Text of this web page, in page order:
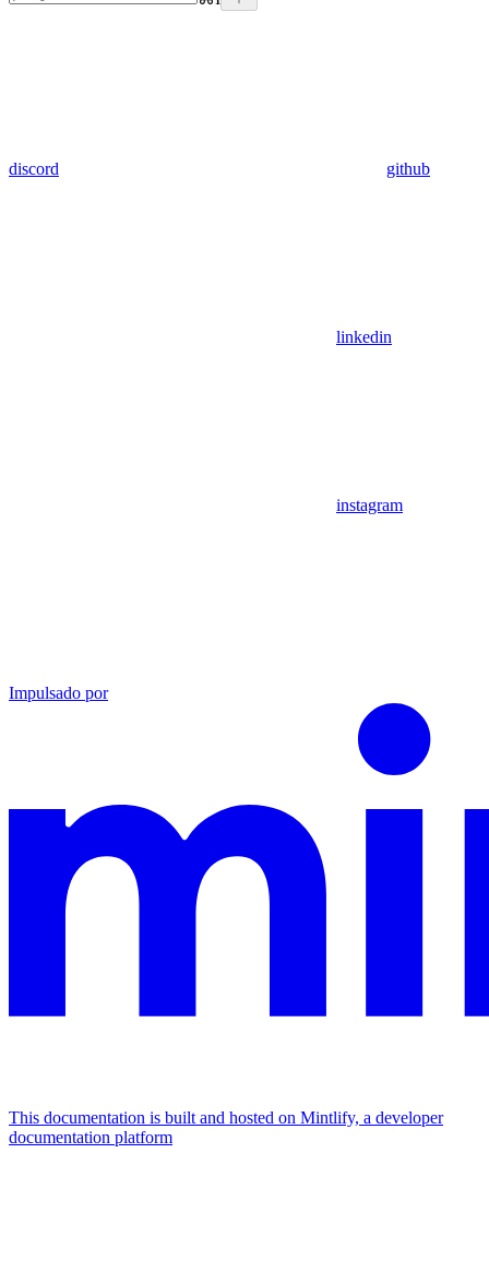
discord github
linkedin
instagram
Impulsado por
This documentation is built and hosted on Mintlify, a developer
documentation platform